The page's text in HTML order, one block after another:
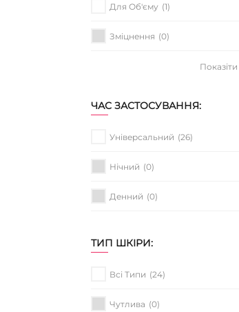
Для Об'єму (1)
Зміцнення (0)
Показіти
ЧАС ЗАСТОСУВАННЯ:
Універсальний (26)
Нічний (0)
Денний (0)
ТИП ШКІРИ:
Всі Типи (24)
Чутлива (0)